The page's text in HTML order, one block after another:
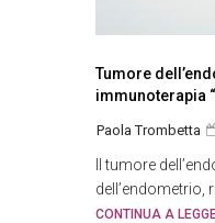
Tumore
immunoterapia
Paola Trombetta
Il tumore
dell’endometrio,
CONTINUA A